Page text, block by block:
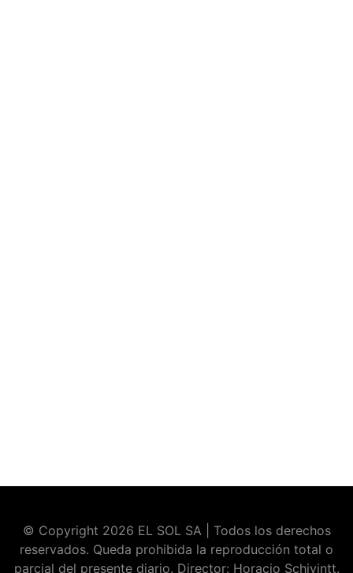
© Copyright 2026 EL SOL SA | Todos los derechos
reservados. Queda prohibida la reproducción total o
parcial del presente diario. Director: Horacio Schivintt.